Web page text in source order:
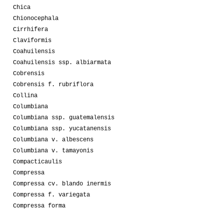
Chica
Chionocephala
Cirrhifera
Claviformis
Coahuilensis
Coahuilensis ssp. albiarmata
Cobrensis
Cobrensis f. rubriflora
Collina
Columbiana
Columbiana ssp. guatemalensis
Columbiana ssp. yucatanensis
Columbiana v. albescens
Columbiana v. tamayonis
Compacticaulis
Compressa
Compressa cv. blando inermis
Compressa f. variegata
Compressa forma